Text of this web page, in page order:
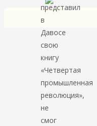
представил
в
Давосе
свою
книгу
«Четвертая
промышленная
революция»,
не
смог